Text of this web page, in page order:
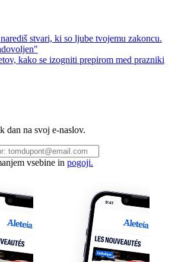
stvari, ki so ljube tvojemu zakoncu.
kako se izogniti prepirom med prazniki
dan na svoj e-naslov.
vsebine in pogoji.